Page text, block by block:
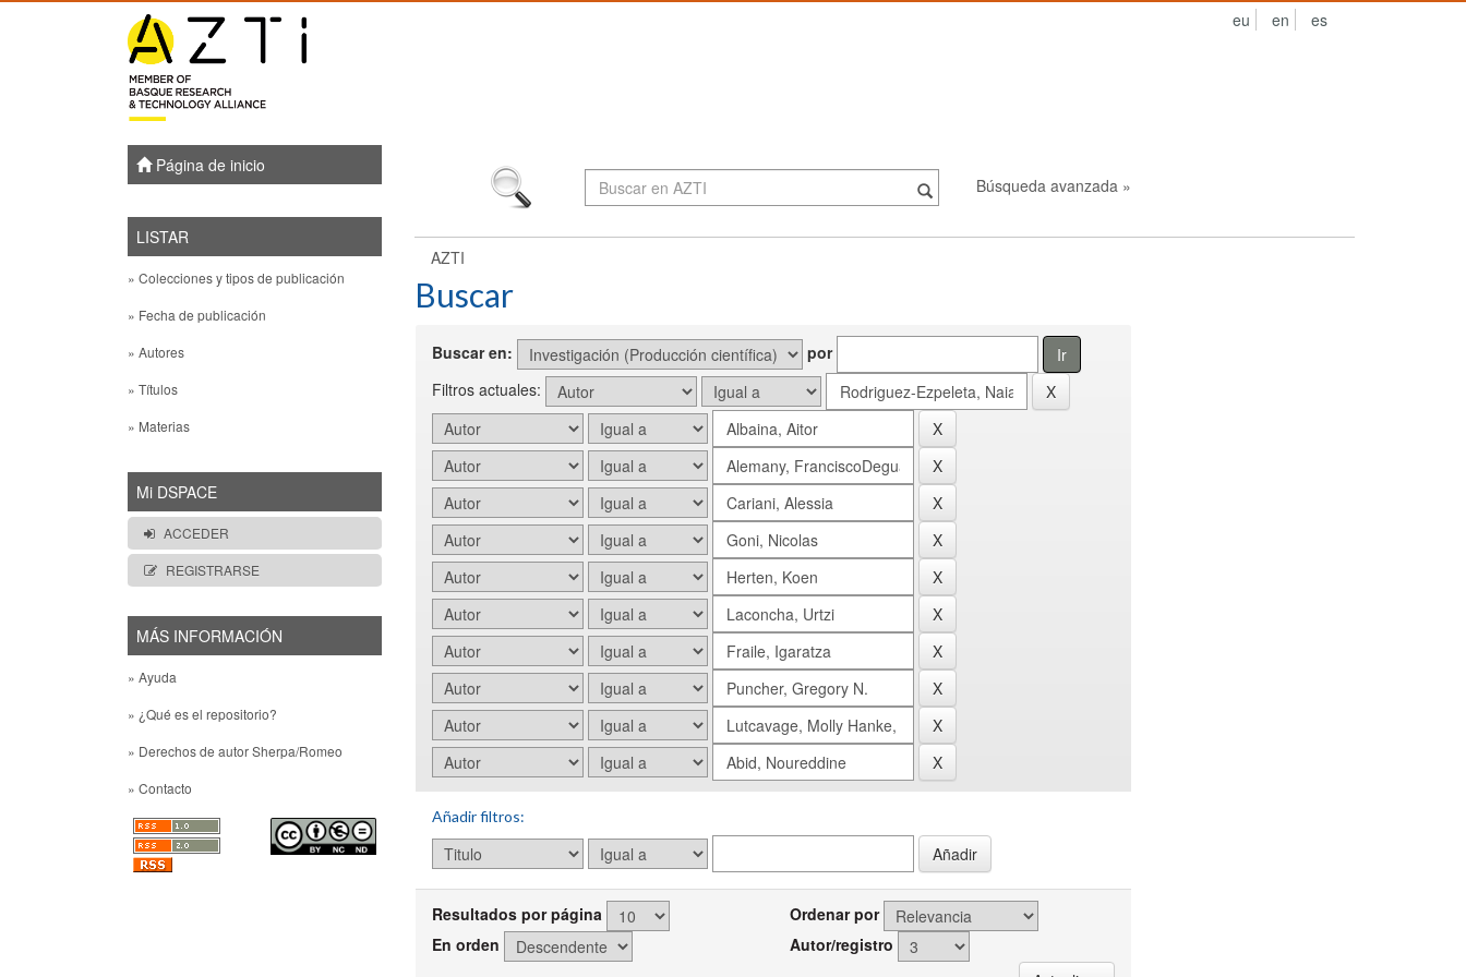
eu en es
Página de inicio
LISTAR
» Colecciones y tipos de publicación
» Fecha de publicación
» Autores
» Títulos
» Materias
Mi DSPACE
ACCEDER
REGISTRARSE
MÁS INFORMACIÓN
» Ayuda
» ¿Qué es el repositorio?
» Derechos de autor Sherpa/Romeo
» Contacto
Búsqueda avanzada »
AZTI
Buscar
Buscar en:
por
Filtros actuales:
Añadir filtros:
Resultados por página
Ordenar por
En orden
Autor/registro